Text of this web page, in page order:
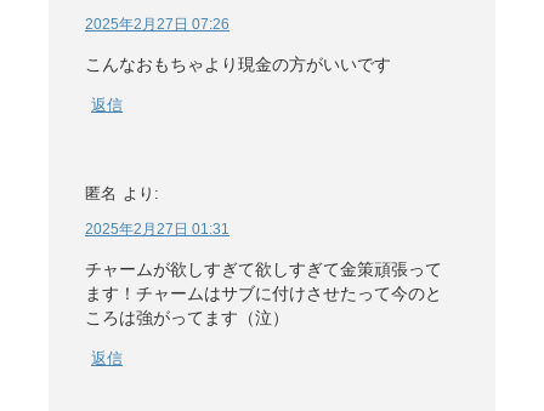
2025年2月27日 07:26
こんなおもちゃより現金の方がいいです
返信
匿名 より:
2025年2月27日 01:31
チャームが欲しすぎて欲しすぎて金策頑張って
ます！チャームはサブに付けさせたって今のと
ころは強がってます（泣）
返信